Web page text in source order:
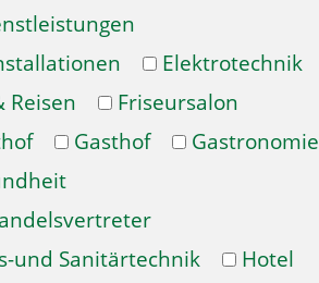
Elektrotechnik
Reisen
Friseursalon
Gasthof
Gastronomie
und Sanitärtechnik
Hotel